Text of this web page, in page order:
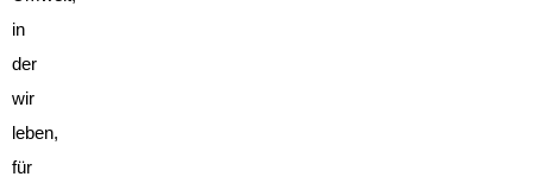
in
der
wir
leben,
für